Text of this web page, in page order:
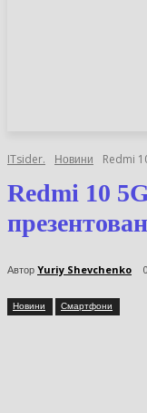
ITsider. Новини Redmi
Redmi 10
Автор Yuriy Shevchenko
Новини Смартфони